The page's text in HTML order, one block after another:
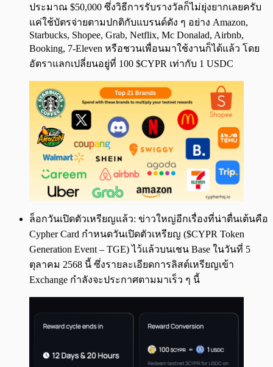
ประมาณ $50,000 ซึ่งวิธีการรับรางวัลก็ไม่ยุ่งยากเลยครับ
แค่ใช้บัตรจ่ายตามปกติกับแบรนด์ดัง ๆ อย่าง Amazon,
Starbucks, Shopee, Grab, Netflix, Mc Donalad, Airbnb,
Booking, 7-Eleven หรือชวนเพื่อนมาใช้งานก็ได้แล้ว โดย
อัตราแลกเปลี่ยนอยู่ที่ 100 $CYPR เท่ากับ 1 USDC
ล็อกวันเปิดตัวเหรียญแล้ว: ข่าวใหญ่อีกเรื่องที่น่าตื่นเต้นคือ
Cypher Card กำหนดวันเปิดตัวเหรียญ ($CYPR Token
Generation Event – TGE) ไว้แล้วบนเชน Base ในวันที่ 5
ตุลาคม 2568 นี้ ซึ่งรายละเอียดการลิสต์เหรียญเข้า
Exchange กำลังจะประกาศตามมาเร็ว ๆ นี้